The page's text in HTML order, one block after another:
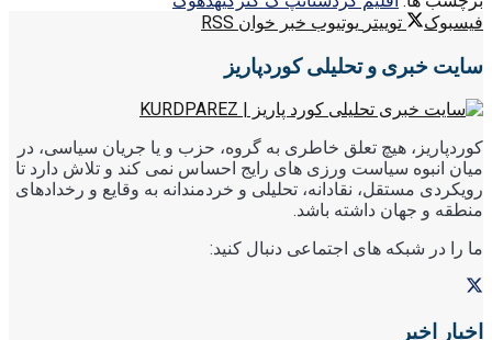
فیسبوک
توییتر یوتیوب خبر خوان RSS
سایت خبری و تحلیلی کوردپاریز
کوردپاریز، هیچ تعلق خاطری به گروه، حزب و یا جریان سیاسی، در
میان انبوه سیاست ورزی های رایج احساس نمی کند و تلاش دارد تا
رویکردی مستقل، نقادانه، تحلیلی و خردمندانه به وقایع و رخدادهای
منطقه و جهان داشته باشد.
ما را در شبکه های اجتماعی دنبال کنید:
اخبار اخیر